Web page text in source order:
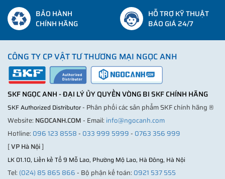
BẢO HÀNH
CHÍNH HÃNG
HỖ TRỢ KỸ THUẬT
BÁO GIÁ 24/7
CÔNG TY CP VẬT TƯ THƯƠNG MẠI NGỌC ANH
SKF NGỌC ANH - ĐẠI LÝ ỦY QUYỀN VÒNG BI SKF CHÍNH HÃNG
SKF Authorized Distributor- Phân phối các sản phẩm SKF chính hãng ®
Website: NGOCANH.COM- Email: info@ngocanh.com
Hotline: 096 123 8558- 033 999 5999- 0763 356 999
[VP Hà Nội]
LK 01.10, Liền kề Tổ 9 Mỗ Lao, Phường Mộ Lao, Hà Đông, Hà Nội
Tel: (024) 85 865 866- Bộ phận kế toán: 0921 537 555